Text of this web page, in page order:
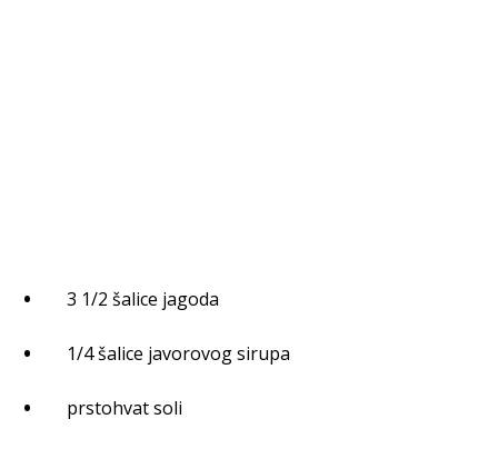
3 1/2 šalice jagoda
1/4 šalice javorovog sirupa
prstohvat soli